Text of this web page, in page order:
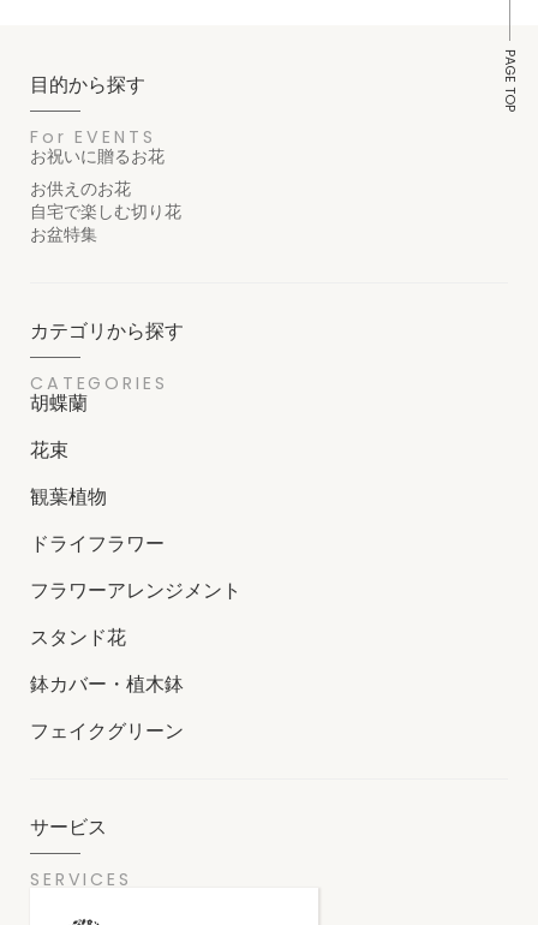
PAGE TOP
目的から探す
For EVENTS
お祝いに贈るお花
お供えのお花
自宅で楽しむ切り花
お盆特集
カテゴリから探す
CATEGORIES
胡蝶蘭
花束
観葉植物
ドライフラワー
フラワーアレンジメント
スタンド花
鉢カバー・植木鉢
フェイクグリーン
サービス
SERVICES